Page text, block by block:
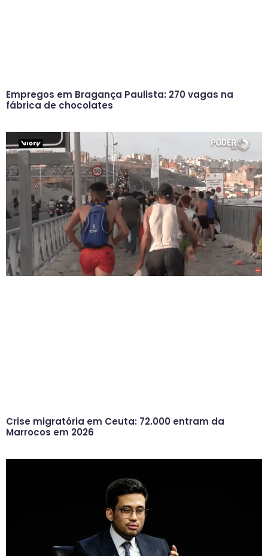
Empregos em Bragança Paulista: 270 vagas na
fábrica de chocolates
Crise migratória em Ceuta: 72.000 entram da
Marrocos em 2026